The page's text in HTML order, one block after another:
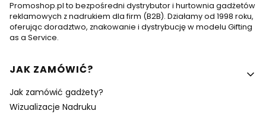
Promoshop.pl to bezpośredni dystrybutor i hurtownia gadżetów
reklamowych z nadrukiem dla firm (B2B). Działamy od 1998 roku,
oferując doradztwo, znakowanie i dystrybucję w modelu Gifting
as a Service.
Linki w stopce
JAK ZAMÓWIĆ?
Jak zamówić gadżety?
Wizualizacje Nadruku